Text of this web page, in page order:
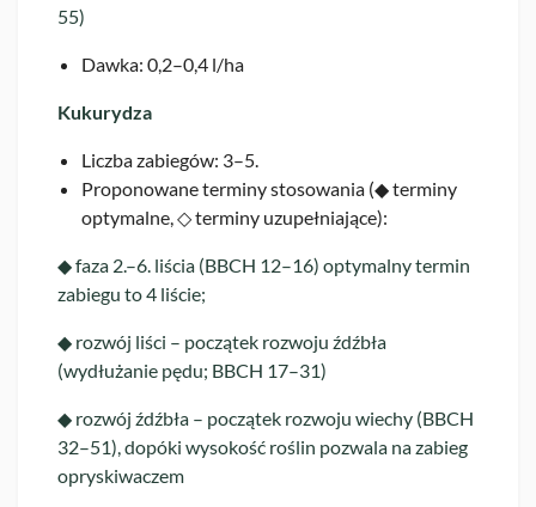
55)
Dawka: 0,2–0,4 l/ha
Kukurydza
Liczba zabiegów: 3–5.
Proponowane terminy stosowania (◆ terminy
optymalne, ◇ terminy uzupełniające):
◆ faza 2.–6. liścia (BBCH 12–16) optymalny termin
zabiegu to 4 liście;
◆ rozwój liści – początek rozwoju źdźbła
(wydłużanie pędu; BBCH 17–31)
◆ rozwój źdźbła – początek rozwoju wiechy (BBCH
32–51), dopóki wysokość roślin pozwala na zabieg
opryskiwaczem